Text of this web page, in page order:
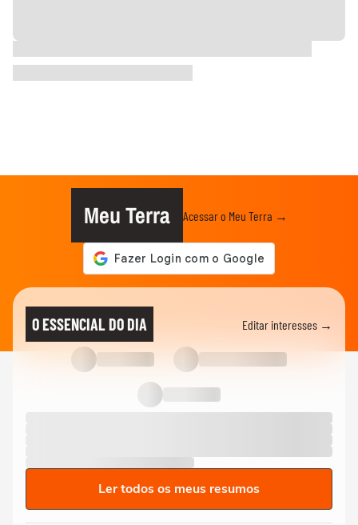
Meu Terra Acessar o Meu Terra →
O ESSENCIAL DO DIA Editar interesses →
Ler todos os meus resumos